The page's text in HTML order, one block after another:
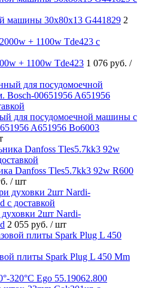
машины 30x80x13 G441829 2
+ 1100w Tde423 1 076 руб. /
для посудомоечной машины с
A651956 Bo6003
Danfoss Tles5.7kk3 92w R600
/ шт
духовки 2шт Nardi-
2 055 руб. / шт
плиты Spark Plug L 450 Mm